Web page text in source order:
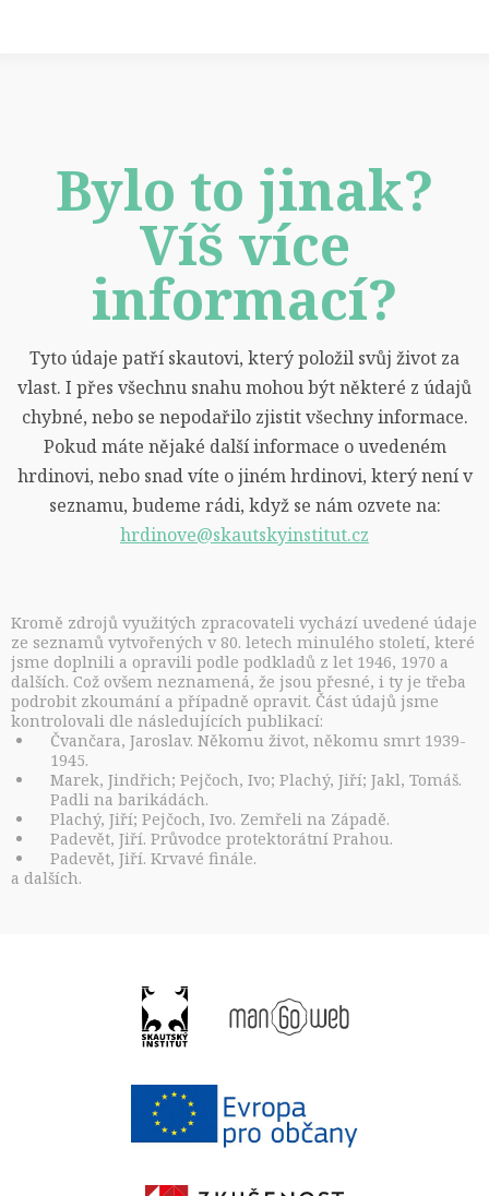
Bylo to jinak?
Víš více
informací?
Tyto údaje patří skautovi, který položil svůj život za
vlast. I přes všechnu snahu mohou být některé z údajů
chybné, nebo se nepodařilo zjistit všechny informace.
Pokud máte nějaké další informace o uvedeném
hrdinovi, nebo snad víte o jiném hrdinovi, který není v
seznamu, budeme rádi, když se nám ozvete na:
hrdinove@skautskyinstitut.cz
Kromě zdrojů využitých zpracovateli vychází uvedené údaje
ze seznamů vytvořených v 80. letech minulého století, které
jsme doplnili a opravili podle podkladů z let 1946, 1970 a
dalších. Což ovšem neznamená, že jsou přesné, i ty je třeba
podrobit zkoumání a případně opravit. Část údajů jsme
kontrolovali dle následujících publikací:
Čvančara, Jaroslav. Někomu život, někomu smrt 1939-
1945.
Marek, Jindřich; Pejčoch, Ivo; Plachý, Jiří; Jakl, Tomáš.
Padli na barikádách.
Plachý, Jiří; Pejčoch, Ivo. Zemřeli na Západě.
Padevět, Jiří. Průvodce protektorátní Prahou.
Padevět, Jiří. Krvavé finále.
a dalších.